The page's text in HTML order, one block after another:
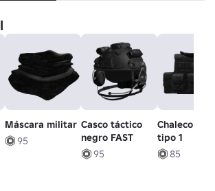
Máscara militar
95
Casco táctico
negro FAST
95
Chaleco
tipo 1
85